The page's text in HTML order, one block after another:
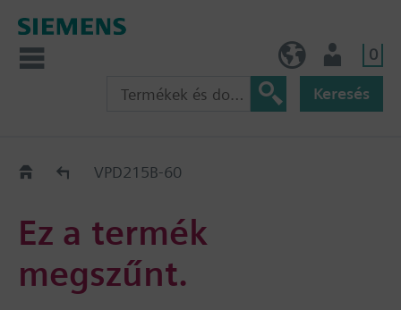
0
Keresés
Régi-Új Kiváltási segédlet
VPD215B-60
Ez a termék
megszűnt.